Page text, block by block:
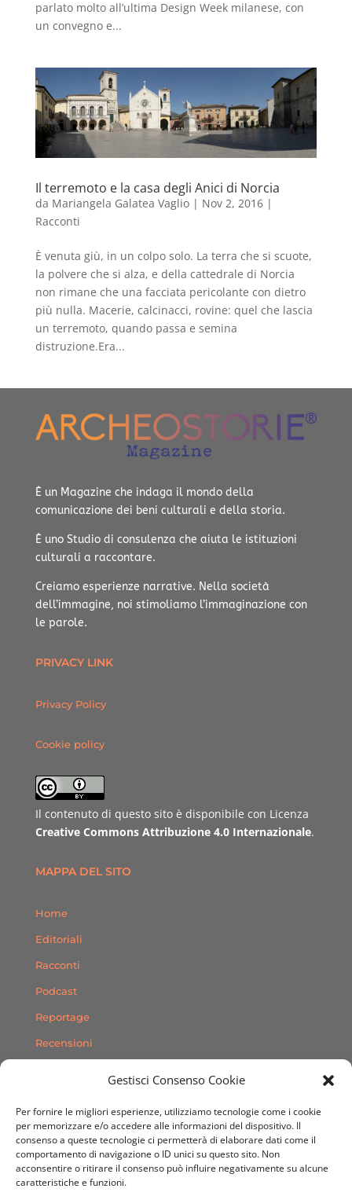
Gestisci Consenso Cookie
Per fornire le migliori esperienze, utilizziamo tecnologie come i cookie
per memorizzare e/o accedere alle informazioni del dispositivo. Il
consenso a queste tecnologie ci permetterà di elaborare dati come il
comportamento di navigazione o ID unici su questo sito. Non
acconsentire o ritirare il consenso può influire negativamente su alcune
caratteristiche e funzioni.
parlato molto all’ultima Design Week milanese, con
un convegno e...
Il terremoto e la casa degli Anici di Norcia
da Mariangela Galatea Vaglio| Nov 2, 2016|
Racconti
È venuta giù, in un colpo solo. La terra che si scuote,
la polvere che si alza, e della cattedrale di Norcia
non rimane che una facciata pericolante con dietro
più nulla. Macerie, calcinacci, rovine: quel che lascia
un terremoto, quando passa e semina
distruzione.Era...
È un Magazine che indaga il mondo della
comunicazione dei beni culturali e della storia.
È uno Studio di consulenza che aiuta le istituzioni
culturali a raccontare.
Creiamo esperienze narrative. Nella società
dell’immagine, noi stimoliamo l’immaginazione con
le parole.
PRIVACY LINK
Privacy Policy
Cookie policy
Il contenuto di questo sito è disponibile con Licenza
Creative Commons Attribuzione 4.0 Internazionale.
MAPPA DEL SITO
Home
Editoriali
Racconti
Podcast
Reportage
Recensioni
Contatti
SEGUICI SUI SOCIAL